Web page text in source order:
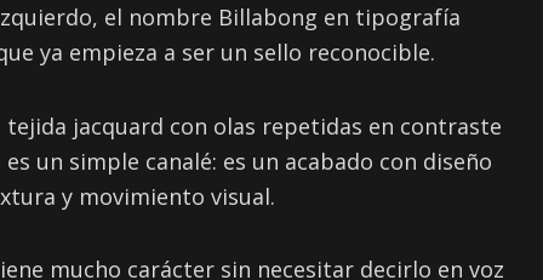
el nombre Billabong en tipografía
ya empieza a ser un sello reconocible.
jacquard con olas repetidas en contraste
un simple canalé: es un acabado con diseño
y movimiento visual.
mucho carácter sin necesitar decirlo en voz